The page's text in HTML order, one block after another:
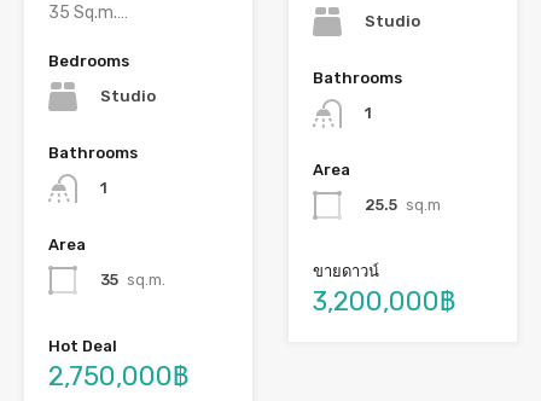
35 Sq.m.…
Bedrooms
Studio
Bathrooms
1
Area
35 sq.m.
Hot Deal
2,750,000฿
Studio
Bathrooms
1
Area
25.5 sq.m
ขายดาวน์
3,200,000฿